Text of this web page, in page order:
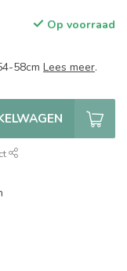
Op voorraad
58cm Lees meer.